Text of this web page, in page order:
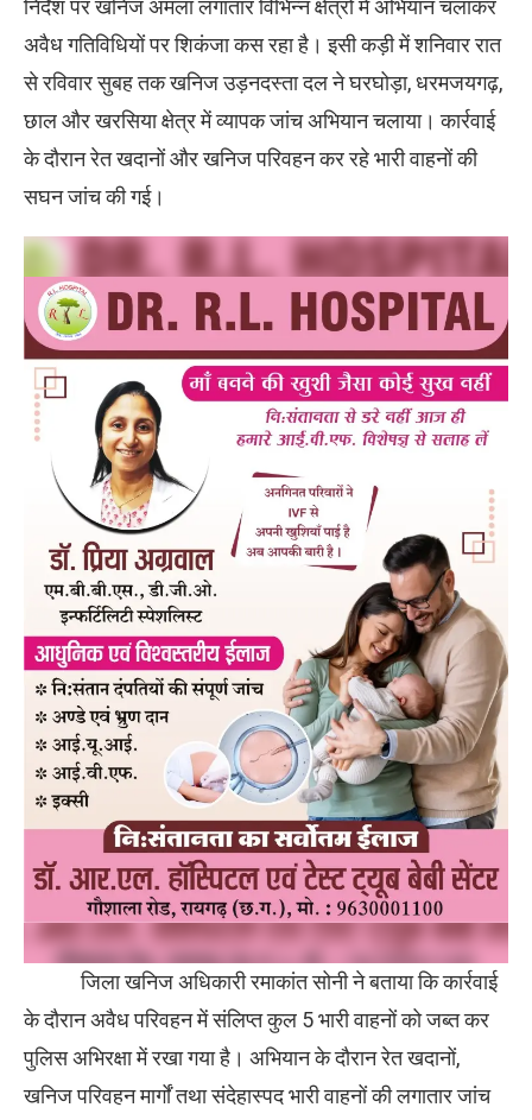
निर्देश पर खनिज अमला लगातार विभिन्न क्षेत्रों में अभियान चलाकर
अवैध गतिविधियों पर शिकंजा कस रहा है। इसी कड़ी में शनिवार रात
से रविवार सुबह तक खनिज उड़नदस्ता दल ने घरघोड़ा, धरमजयगढ़,
छाल और खरसिया क्षेत्र में व्यापक जांच अभियान चलाया। कार्रवाई
के दौरान रेत खदानों और खनिज परिवहन कर रहे भारी वाहनों की
सघन जांच की गई।
जिला खनिज अधिकारी रमाकांत सोनी ने बताया कि कार्रवाई
के दौरान अवैध परिवहन में संलिप्त कुल 5 भारी वाहनों को जब्त कर
पुलिस अभिरक्षा में रखा गया है। अभियान के दौरान रेत खदानों,
खनिज परिवहन मार्गों तथा संदेहास्पद भारी वाहनों की लगातार जांच